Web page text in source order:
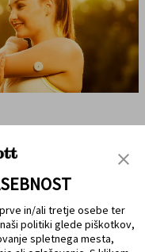
in/ali tretje osebe ter
politiki glede piškotkov,
spletnega mesta,